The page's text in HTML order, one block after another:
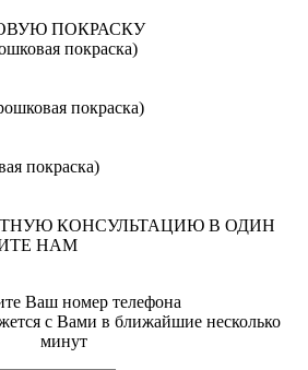
ПОКРАСКУ
КОНСУЛЬТАЦИЮ В ОДИН
НАМ
Ваш номер телефона
с Вами в ближайшие несколько
минут